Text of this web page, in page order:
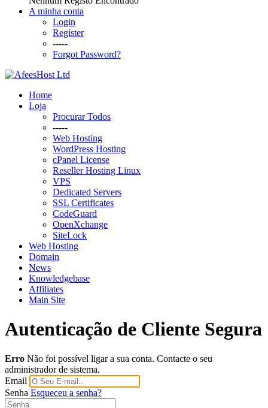
A minha conta
Login
Register
-----
Forgot Password?
Home
Loja
Procurar Todos
-----
Web Hosting
WordPress Hosting
cPanel License
Reseller Hosting Linux
VPS
Dedicated Servers
SSL Certificates
CodeGuard
OpenXchange
SiteLock
Web Hosting
Domain
News
Knowledgebase
Affiliates
Main Site
Autenticação de Cliente Segura
Erro Não foi possível ligar a sua conta. Contacte o seu
administrador de sistema.
Email
Senha Esqueceu a senha?